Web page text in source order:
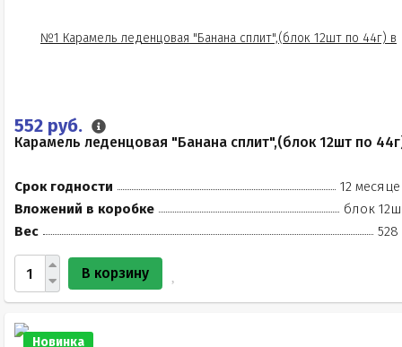
552 руб.
Карамель леденцовая "Банана сплит",(блок 12шт по
Срок годности
12
Вложений в коробке
блок
Вес
528
В корзину
Новинка